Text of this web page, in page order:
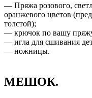
— Пряжа розового,
оранжевого цветов
толстой);
— крючок по вашу пряжу
— игла для сшивания
— ножницы.
МЕШОК.